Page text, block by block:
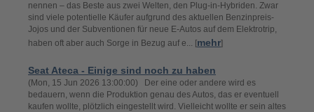
nennen – das Beste aus zwei Welten, den Plug-in-Hybriden. Zwar
sind viele potentielle Käufer aufgrund des aktuellen Benzinpreis-
Jojos und der Subventionen für neue E-Autos auf dem Elektrotrip,
haben oft aber auch Sorge in Bezug auf e... [mehr]
Seat Ateca - Einige sind noch zu haben
(Mon, 15 Jun 2026 13:00:00) Der eine oder andere wird es
bedauern, wenn die Produktion genau des Autos, das er eventuell
kaufen wollte, plötzlich eingestellt wird. Vielleicht wollte er sein altes